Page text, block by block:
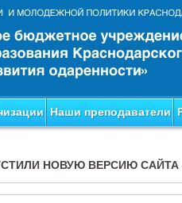
Наши преподаватели
НОВУЮ ВЕРСИЮ САЙТА